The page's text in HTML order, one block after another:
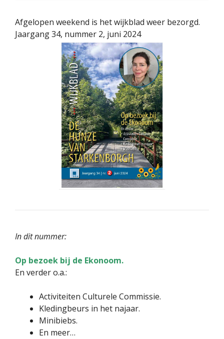
Afgelopen weekend is het wijkblad weer bezorgd.
Jaargang 34, nummer 2, juni 2024
In dit nummer:
Op bezoek bij de Ekonoom.
En verder o.a.:
Activiteiten Culturele Commissie.
Kledingbeurs in het najaar.
Minibiebs.
En meer…